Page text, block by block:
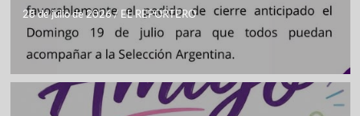
28 de julio de 2026/ EL REPORTERO